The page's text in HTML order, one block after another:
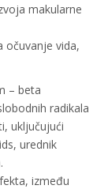
makularne
očuvanje vida,
– beta
radikala
uključujući
urednik
između